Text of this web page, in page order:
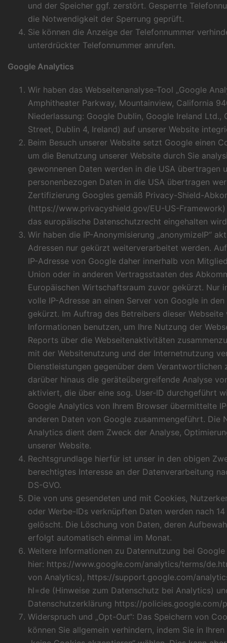
und der Speicher ggf. zerstört. Gesperrte
die Notwendigkeit der Sperrung geprüft.
Sie können die Anzeige der Telefonnummer
unterdrückter Telefonnummer anrufen.
Google Analytics
Wir haben das Webseitenanalyse-Tool „Google
Amphitheater Parkway, Mountainview, California
Niederlassung: Google Dublin, Google Ireland Ltd.,
Street, Dublin 4, Ireland) auf unserer Website
Beim Besuch unserer Website setzt Google einen
um die Benutzung unserer Website durch Sie
gewonnenen Daten werden in die USA übertragen
personenbezogen Daten in die USA übertragen
Zertifizierung Googles gemäß Privacy-Shield-
(https://www.privacyshield.gov/EU-US-Framework
das europäische Datenschutzrecht eingehalten
Wir haben die IP-Anonymisierung „anonymizeIP“
Adressen nur gekürzt weiterverarbeitet werden.
IP-Adresse von Google daher innerhalb von
Union oder in anderen Vertragsstaaten des
Europäischen Wirtschaftsraum zuvor gekürzt. Nur
volle IP-Adresse an einen Server von Google in
gekürzt. Im Auftrag des Betreibers dieser
Informationen benutzen, um Ihre Nutzung der
Reports über die Webseitenaktivitäten
mit der Websitenutzung und der Internetnutzung
Dienstleistungen gegenüber dem Verantwortlichen
darüber hinaus die geräteübergreifende Analyse
aktiviert, die über eine sog. User-ID durchgeführt
Google Analytics von Ihrem Browser übermittelte
anderen Daten von Google zusammengeführt. Die
Analytics dient dem Zweck der Analyse,
unserer Website.
Rechtsgrundlage hierfür ist unser in den obigen
berechtigtes Interesse an der Datenverarbeitung
DS-GVO.
Die von uns gesendeten und mit Cookies,
oder Werbe-IDs verknüpften Daten werden nach
gelöscht. Die Löschung von Daten, deren
erfolgt automatisch einmal im Monat.
Weitere Informationen zu Datennutzung bei
hier: https://www.google.com/analytics/terms/
von Analytics), https://support.google.com/
hl=de (Hinweise zum Datenschutz bei Analytics)
Datenschutzerklärung https://policies.google.com/
Widerspruch und „Opt-Out“: Das Speichern von
können Sie allgemein verhindern, indem Sie in